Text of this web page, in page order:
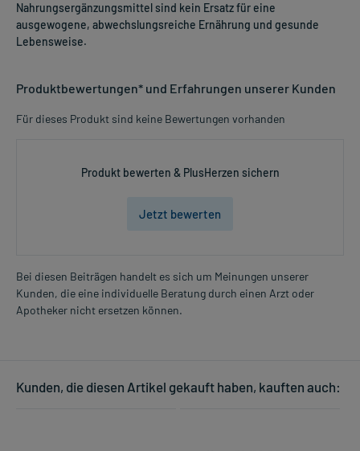
Nahrungsergänzungsmittel sind kein Ersatz für eine
ausgewogene, abwechslungsreiche Ernährung und gesunde
Lebensweise.
Produktbewertungen* und Erfahrungen unserer Kunden
Für dieses Produkt sind keine Bewertungen vorhanden
Produkt bewerten & PlusHerzen sichern
Jetzt bewerten
Bei diesen Beiträgen handelt es sich um Meinungen unserer
Kunden, die eine individuelle Beratung durch einen Arzt oder
Apotheker nicht ersetzen können.
Kunden, die diesen Artikel gekauft haben, kauften auch: